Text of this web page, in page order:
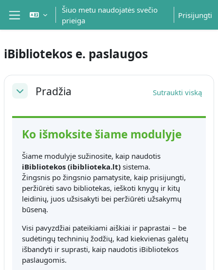
Pereiti į pagrindinį turinį
Šoninis skydelis
Šiuo metu naudojatės svečio
prieiga
Prisijungti
iBibliotekos e. paslaugos
Dalies kontūras
SutrauktiPradžia Sutraukti viską
Ko išmoksite šiame modulyje
Šiame modulyje sužinosite, kaip naudotis
iBibliotekos (ibiblioteka.lt) sistema.
Žingsnis po žingsnio pamatysite, kaip prisijungti,
peržiūrėti savo bibliotekas, ieškoti knygų ir kitų
leidinių, juos užsisakyti bei peržiūrėti užsakymų
būseną.
Visi pavyzdžiai pateikiami aiškiai ir paprastai – be
sudėtingų techninių žodžių, kad kiekvienas galėtų
išbandyti ir suprasti, kaip naudotis iBibliotekos
paslaugomis.